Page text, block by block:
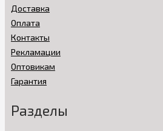
Доставка
Оплата
Контакты
Рекламации
Оптовикам
Гарантия
Разделы